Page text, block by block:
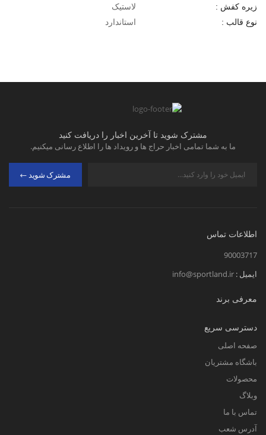
زیره کفش : لاستیک
نوع قالب : استاندارد
مشترک شوید تا آخرین اخبار را دریافت کنید
ما به شما تمامی اخبار حراج ها و رویداد ها را اطلاع رسانی میکنیم.
مشترک شوید
اطلاعات تماس
90003717
ایمیل : info@sportland.ir
معرفی برند
دسترسی سریع
صفحه اصلی
باشگاه مشتریان
محصولات
وبلاگ
تماس با ما
آدرس شعب